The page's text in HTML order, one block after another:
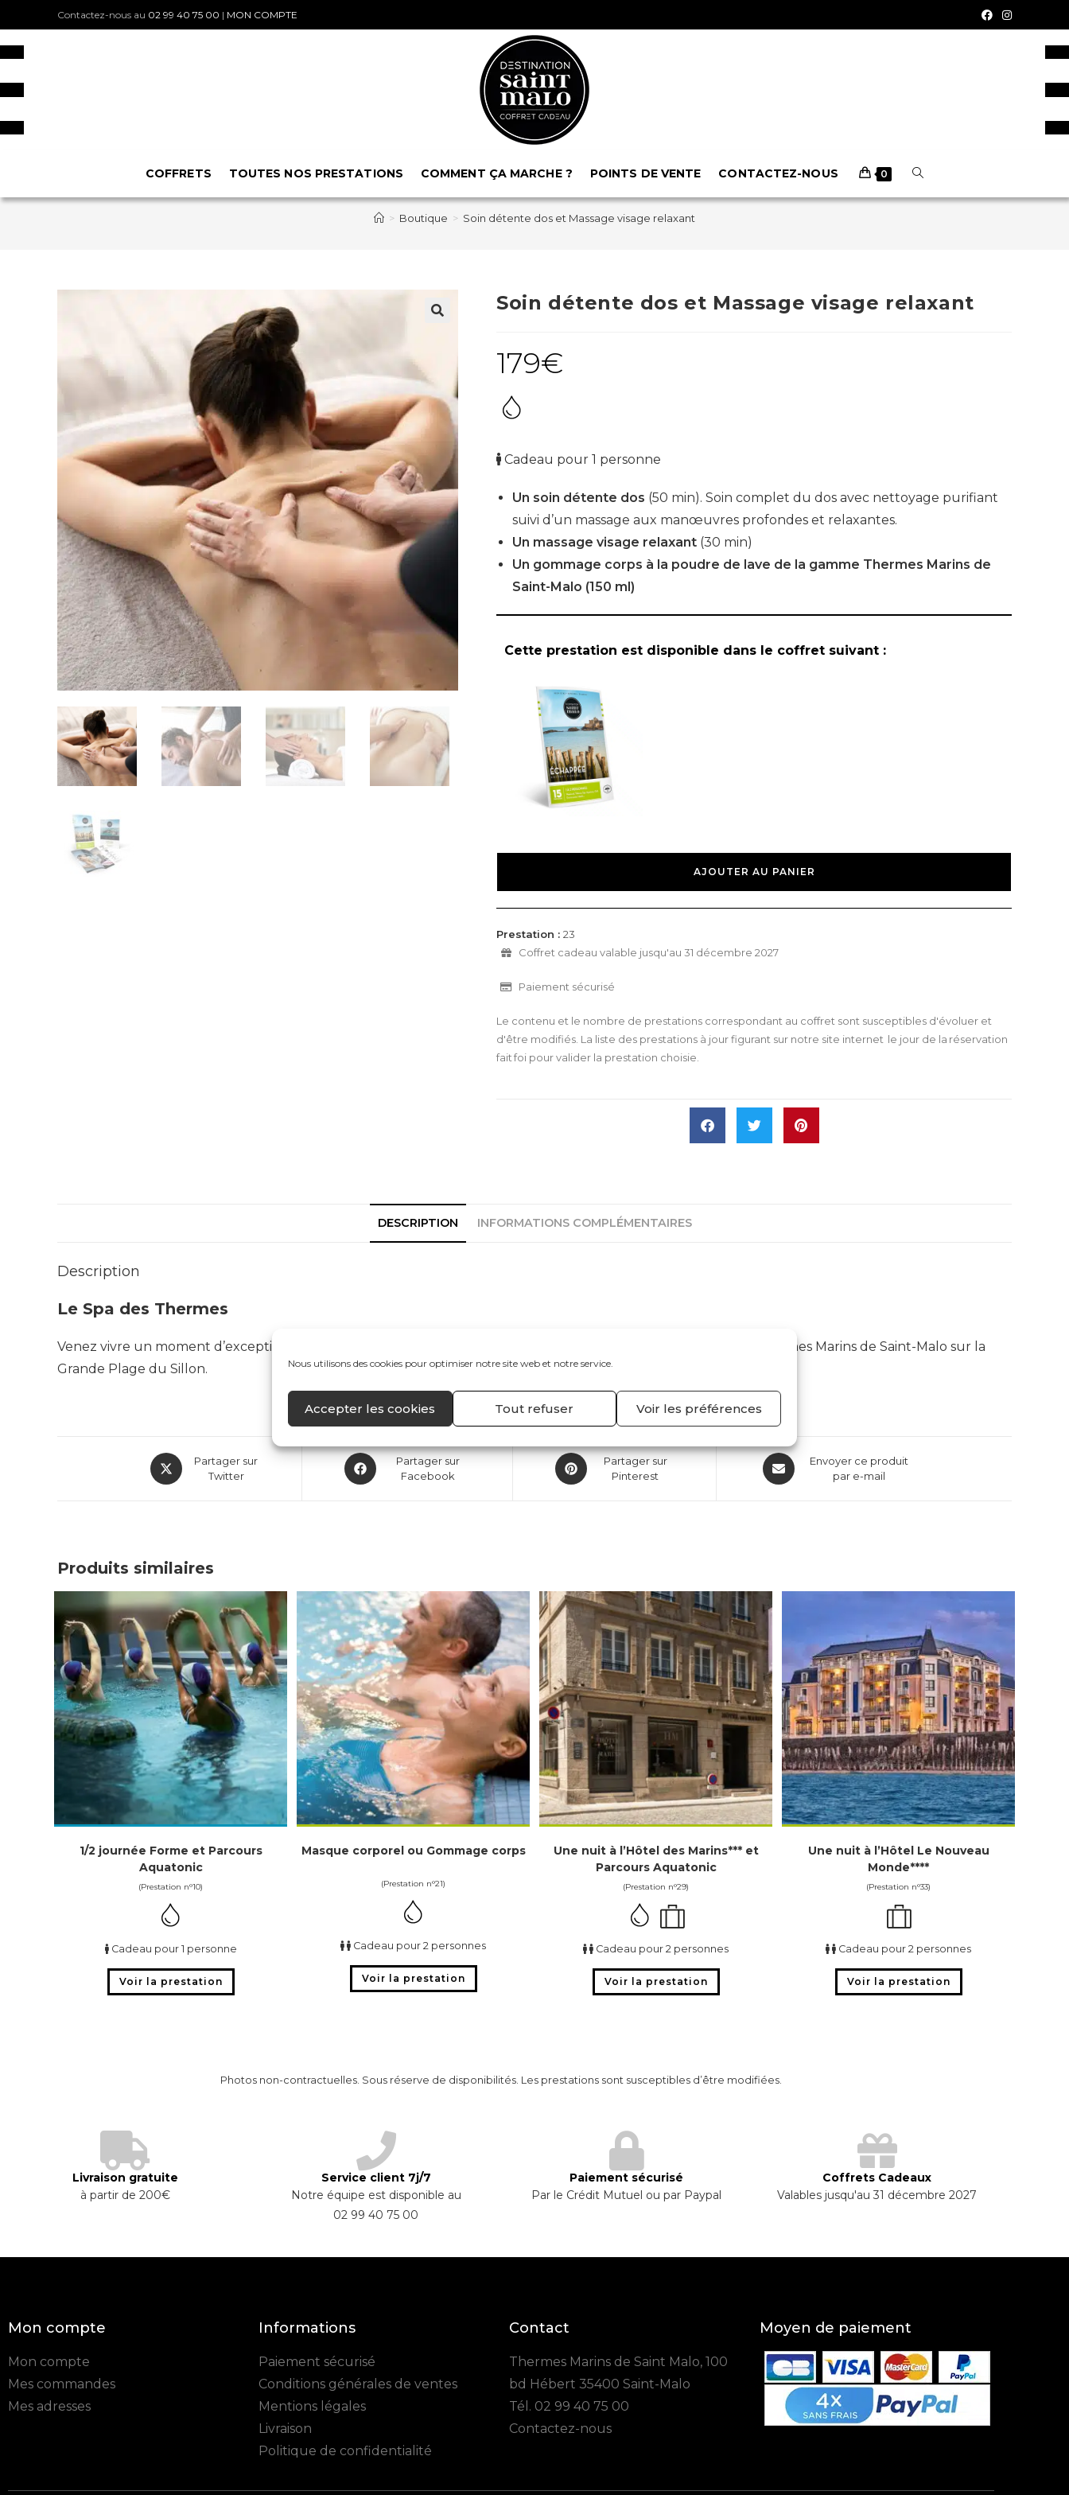
Nous utilisons des cookies pour optimiser notre site web et notre service.
Accepter les cookies Tout refuser Voir les préférences
Contactez-nous au 02 99 40 75 00 | MON COMPTE
COFFRETS TOUTES NOS PRESTATIONS COMMENT ÇA MARCHE ? POINTS DE VENTE CONTACTEZ-NOUS 0
> Boutique > Soin détente dos et Massage visage relaxant
Soin détente dos et Massage visage relaxant
179€
Cadeau pour 1 personne
Un soin détente dos (50 min). Soin complet du dos avec nettoyage purifiant
suivi d’un massage aux manœuvres profondes et relaxantes.
Un massage visage relaxant (30 min)
Un gommage corps à la poudre de lave de la gamme Thermes Marins de
Saint-Malo (150 ml)
Cette prestation est disponible dans le coffret suivant :
AJOUTER AU PANIER
Prestation : 23
Coffret cadeau valable jusqu'au 31 décembre 2027
Paiement sécurisé
Le contenu et le nombre de prestations correspondant au coffret sont susceptibles d'évoluer et
d'être modifiés. La liste des prestations à jour figurant sur notre site internet le jour de la réservation
fait foi pour valider la prestation choisie.
DESCRIPTION INFORMATIONS COMPLÉMENTAIRES
Description
Le Spa des Thermes
Venez vivre un moment d’exception entre les mains expertes des praticiennes du Spa des Thermes, situé aux Thermes Marins de Saint-Malo sur la
Grande Plage du Sillon.
Partager sur
Twitter
Partager sur
Facebook
Partager sur
Pinterest
Envoyer ce produit
par e-mail
Produits similaires
1/2 journée Forme et Parcours
Aquatonic
(Prestation n°10)
Cadeau pour 1 personne
Voir la prestation
Masque corporel ou Gommage corps
(Prestation n°21)
Cadeau pour 2 personnes
Voir la prestation
Une nuit à l’Hôtel des Marins*** et
Parcours Aquatonic
(Prestation n°29)
Cadeau pour 2 personnes
Voir la prestation
Une nuit à l’Hôtel Le Nouveau
Monde****
(Prestation n°33)
Cadeau pour 2 personnes
Voir la prestation
Photos non-contractuelles. Sous réserve de disponibilités. Les prestations sont susceptibles d’être modifiées.
Livraison gratuite
à partir de 200€
Service client 7j/7
Notre équipe est disponible au
02 99 40 75 00
Paiement sécurisé
Par le Crédit Mutuel ou par Paypal
Coffrets Cadeaux
Valables jusqu'au 31 décembre 2027
Mon compte
Mon compte
Mes commandes
Mes adresses
Informations
Paiement sécurisé
Conditions générales de ventes
Mentions légales
Livraison
Politique de confidentialité
Contact
Thermes Marins de Saint Malo, 100
bd Hébert 35400 Saint-Malo
Tél. 02 99 40 75 00
Contactez-nous
Moyen de paiement